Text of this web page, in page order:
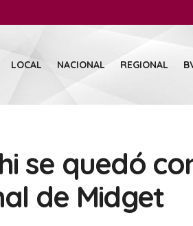
LOCAL NACIONAL REGIONAL
se quedó
de Midget